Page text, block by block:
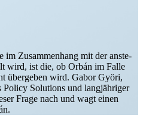
im Zusam­menhang mit der anste­
wird, ist die, ob Orbán im Falle
übergeben wird. Gabor Györi,
Policy Solutions und langjäh­riger
Frage nach und wagt einen